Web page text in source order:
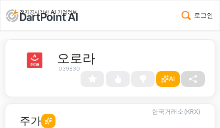
전자공시기반 AI 기업정보 로그인
오로라
039830
AI
주가
한국거래소(KRX)